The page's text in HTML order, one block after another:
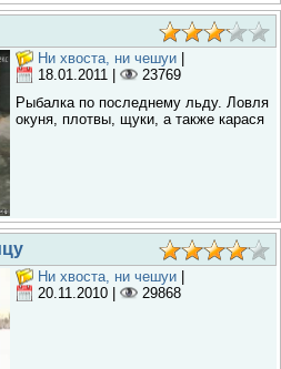
Ни хвоста, ни чешуи
18.01.2011
23769
Рыбалка по последнему льду. Ловля
окуня, плотвы, щуки, а также карася
Ни хвоста, ни чешуи
20.11.2010
29868